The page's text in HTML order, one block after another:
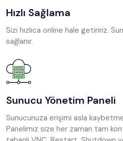
Hızlı Sağlama
Sizi hızlıca online hale getiririz.
sağlanır.
Sunucu Yönetim Paneli
Sunucunuza erişimi asla
Panelimiz size her zaman tam